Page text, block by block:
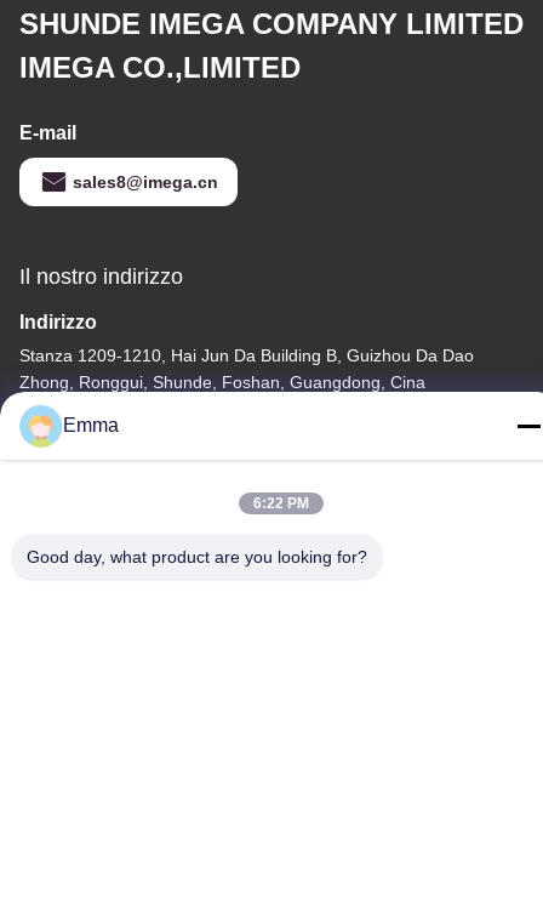
SHUNDE IMEGA COMPANY LIMITED
IMEGA CO.,LIMITED
E-mail
sales8@imega.cn
Il nostro indirizzo
Indirizzo
Stanza 1209-1210, Hai Jun Da Building B, Guizhou Da Dao
Zhong, Ronggui, Shunde, Foshan, Guangdong, Cina
tel
86-15816904632
Emma
6:22 PM
Good day, what product are you looking for?